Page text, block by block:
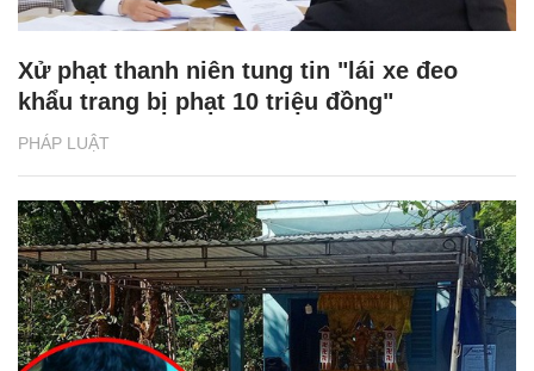
PHÁP LUẬT
Xử phạt thanh niên tung tin "lái xe đeo
khẩu trang bị phạt 10 triệu đồng"